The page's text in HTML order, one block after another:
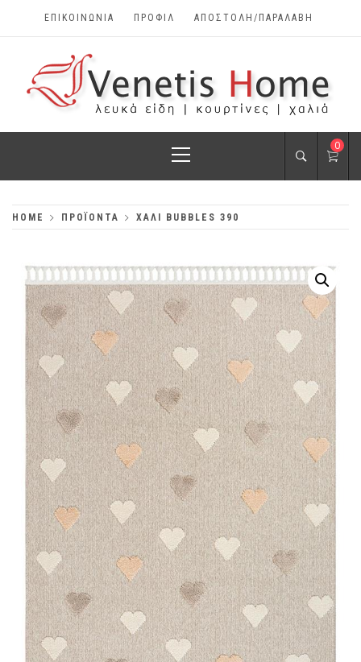
ΕΠΙΚΟΙΝΩΝΊΑ ΠΡΟΦΊΛ ΑΠΟΣΤΟΛΗ/ΠΑΡΑΛΑΒΗ
VENETIS HOME
ΧΑΛΙΆ, ΛΕΥΚΆ
Menu
0
HOME ΠΡΟΪΌΝΤΑ ΧΑΛΙ BUBBLES 390